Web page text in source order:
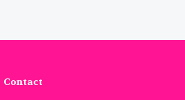
Contact